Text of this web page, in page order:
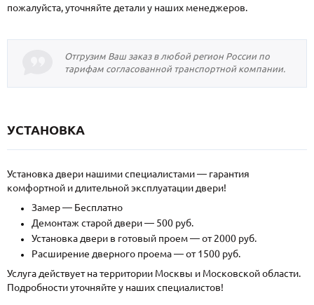
пожалуйста, уточняйте детали у наших менеджеров.
Отгрузим Ваш заказ в любой регион России по
тарифам согласованной транспортной компании.
УСТАНОВКА
Установка двери нашими специалистами — гарантия
комфортной и длительной эксплуатации двери!
Замер — Бесплатно
Демонтаж старой двери — 500 руб.
Установка двери в готовый проем — от 2000 руб.
Расширение дверного проема — от 1500 руб.
Услуга действует на территории Москвы и Московской области.
Подробности уточняйте у наших специалистов!